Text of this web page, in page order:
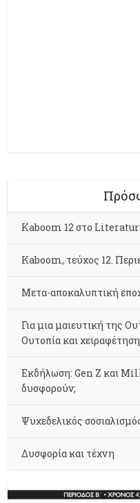
Kaboom 12 στο
Kaboom, τεύχος 12.
Μετα-αποκαλυπτική
Για μια μαιευτική της
Ουτοπία και
Εκδήλωση: Gen Z και
δυσφορούν;
Ψυχεδελικός
Δυσφορία και τέχνη